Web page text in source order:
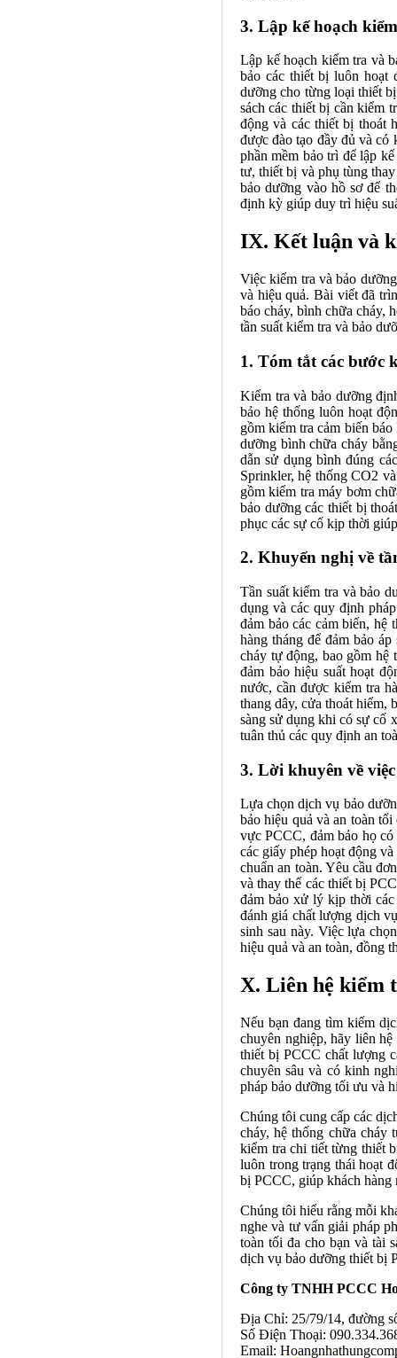
3. Lập kế hoạch
Lập kế hoạch kiểm tra và
bảo các thiết bị luôn hoạt
dưỡng cho từng loại thiết
sách các thiết bị cần kiểm
động và các thiết bị thoát
được đào tạo đầy đủ và có
phần mềm bảo trì để lập
tư, thiết bị và phụ tùng
bảo dưỡng vào hồ sơ để
định kỳ giúp duy trì hiệu
IX. Kết luận và
Việc kiểm tra và bảo
và hiệu quả. Bài viết đã
báo cháy, bình chữa cháy,
tần suất kiểm tra và bảo
1. Tóm tắt các bước
Kiểm tra và bảo dưỡng
bảo hệ thống luôn hoạt
gồm kiểm tra cảm biến
dưỡng bình chữa cháy
dẫn sử dụng bình đúng
Sprinkler, hệ thống CO2
gồm kiểm tra máy bơm
bảo dưỡng các thiết bị
phục các sự cố kịp thời
2. Khuyến nghị về
Tần suất kiểm tra và bảo
dụng và các quy định
đảm bảo các cảm biến,
hàng tháng để đảm bảo
cháy tự động, bao gồm hệ
đảm bảo hiệu suất hoạt
nước, cần được kiểm tra
thang dây, cửa thoát hiểm,
sàng sử dụng khi có sự cố
tuân thủ các quy định an
3. Lời khuyên về
Lựa chọn dịch vụ bảo
bảo hiệu quả và an toàn
vực PCCC, đảm bảo họ
các giấy phép hoạt động
chuẩn an toàn. Yêu cầu
và thay thế các thiết bị
đảm bảo xử lý kịp thời
đánh giá chất lượng dịch
sinh sau này. Việc lựa
hiệu quả và an toàn, đồng
X. Liên hệ kiểm
Nếu bạn đang tìm kiếm
chuyên nghiệp, hãy liên
thiết bị PCCC chất lượng
chuyên sâu và có kinh
pháp bảo dưỡng tối ưu và
Chúng tôi cung cấp các
cháy, hệ thống chữa
kiểm tra chi tiết từng thiết
luôn trong trạng thái hoạt
bị PCCC, giúp khách hàng
Chúng tôi hiểu rằng mỗi
nghe và tư vấn giải pháp
toàn tối đa cho bạn và tài
dịch vụ bảo dưỡng thiết bị
Công ty TNHH PCCC
Địa Chỉ: 25/79/14, đường
Số Điện Thoại:
Email: